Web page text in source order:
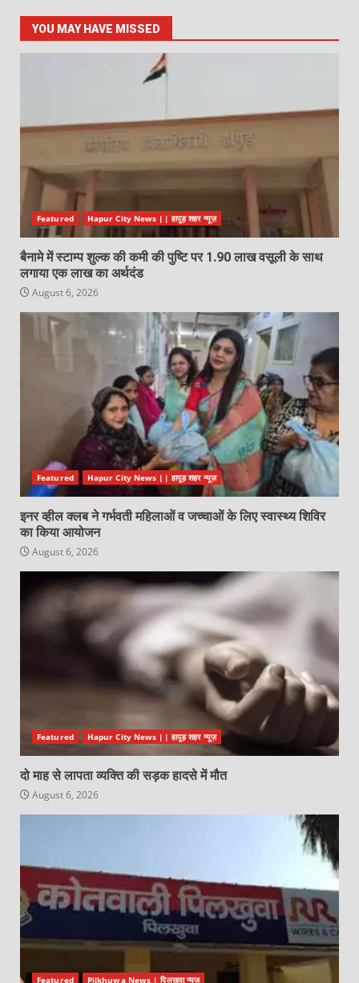
YOU MAY HAVE MISSED
Featured Hapur City News || हापुड़ शहर न्यूज़
बैनामे में स्टाम्प शुल्क की कमी की पुष्टि पर 1.90 लाख वसूली के साथ
लगाया एक लाख का अर्थदंड
August 6, 2026
Featured Hapur City News || हापुड़ शहर न्यूज़
इनर व्हील क्लब ने गर्भवती महिलाओं व जच्चाओं के लिए स्वास्थ्य शिविर
का किया आयोजन
August 6, 2026
Featured Hapur City News || हापुड़ शहर न्यूज़
दो माह से लापता व्यक्ति की सड़क हादसे में मौत
August 6, 2026
Featured Pilkhuwa News | पिलखुवा न्यूज़